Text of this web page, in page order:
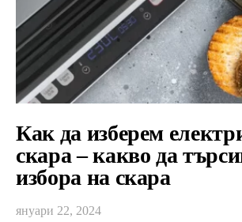
Как да изберем
скара – какво да
избора на скара
януари 22, 2024